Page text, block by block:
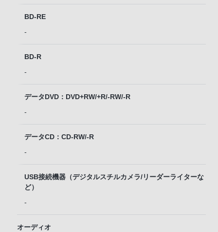
BD-RE
-
BD-R
-
データDVD：DVD+RW/+R/-RW/-R
-
データCD：CD-RW/-R
-
USB接続機器（デジタルスチルカメラ/リーダーライターな
ど）
-
オーディオ